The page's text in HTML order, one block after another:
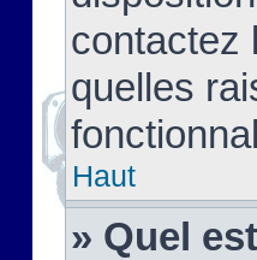
contactez
quelles
Haut
» Quel